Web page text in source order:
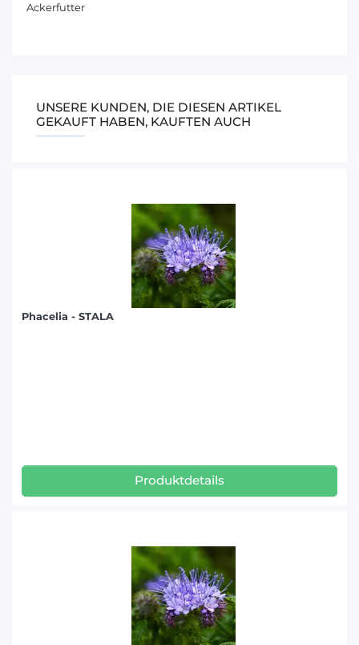
Ackerfutter
UNSERE KUNDEN, DIE DIESEN ARTIKEL
GEKAUFT HABEN, KAUFTEN AUCH
Phacelia - STALA
Produktdetails